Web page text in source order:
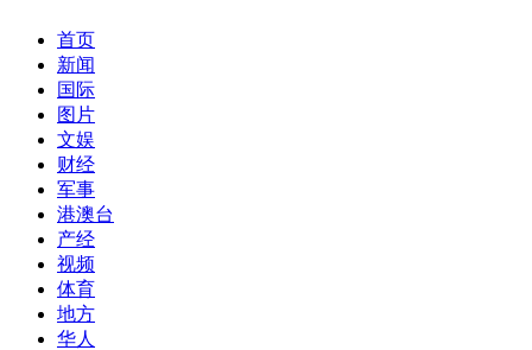
首页
新闻
国际
图片
文娱
财经
军事
港澳台
产经
视频
体育
地方
华人